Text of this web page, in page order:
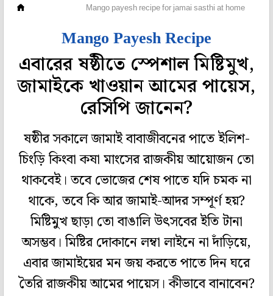
Mango payesh recipe for jamai sasthi at home
Mango Payesh Recipe
এবারের ষষ্ঠীতে স্পেশাল মিষ্টিমুখ,
জামাইকে খাওয়ান আমের পায়েস,
রেসিপি জানেন?
ষষ্ঠীর সকালে জামাই বাবাজীবনের পাতে ইলিশ-
চিংড়ি কিংবা কষা মাংসের রাজকীয় আয়োজন তো
থাকবেই। তবে ভোজের শেষ পাতে যদি চমক না
থাকে, তবে কি আর জামাই-আদর সম্পূর্ণ হয়?
মিষ্টিমুখ ছাড়া তো বাঙালি উৎসবের ইতি টানা
অসম্ভব। মিষ্টির দোকানে লম্বা লাইনে না দাঁড়িয়ে,
এবার জামাইয়ের মন জয় করতে পাতে দিন ঘরে
তৈরি রাজকীয় আমের পায়েস। কীভাবে বানাবেন?